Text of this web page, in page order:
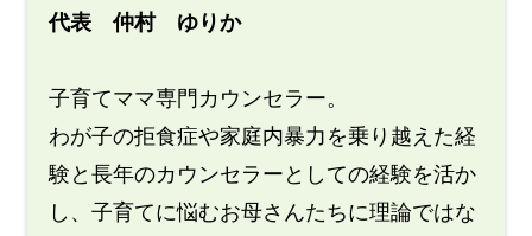
代表 仲村 ゆりか
子育てママ専門カウンセラー。
わが子の拒食症や家庭内暴力を乗り越えた経
験と長年のカウンセラーとしての経験を活か
し、子育てに悩むお母さんたちに理論ではな